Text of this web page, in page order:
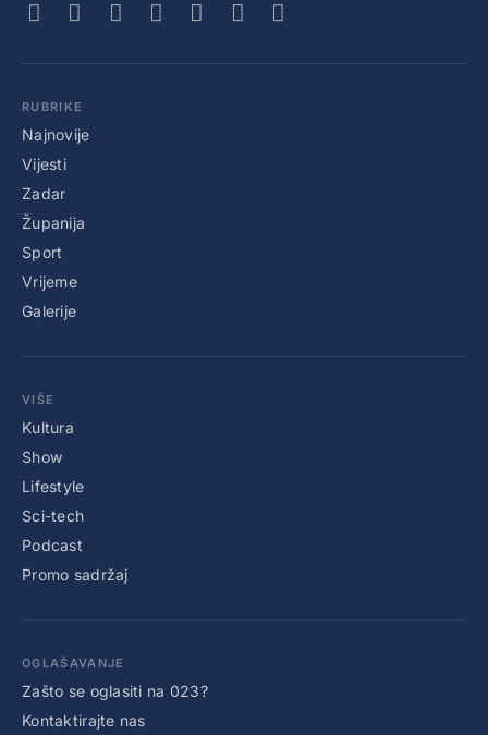
RUBRIKE
Najnovije
Vijesti
Zadar
Županija
Sport
Vrijeme
Galerije
VIŠE
Kultura
Show
Lifestyle
Sci-tech
Podcast
Promo sadržaj
OGLAŠAVANJE
Zašto se oglasiti na 023?
Kontaktirajte nas